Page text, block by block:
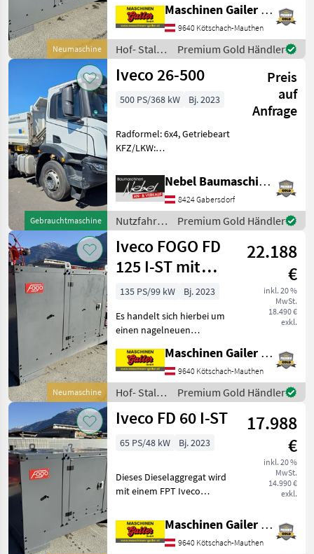
Neumaschine
mit Schallschutzhaube und
kpl. Steckdosenpaket.
Motor: - FPT - Modell: NEF45
- 4 Zylinder
Maschinen Gailer GmbH
9640 Kötschach-Mauthen
Hof- Stall-
und
Weidetechnik
Premium Gold Händler
Gebrauchtmaschine
Iveco 26-500
Preis
auf
Anfrage
500 PS/368 kW Bj. 2023
Radformel: 6x4, Getriebeart
KFZ/LKW:
Treibstoff: Diesel,
Klimaanlage,
Hyraulikanlage
(Kipphydraulik) Mietkauf
Finanzierung möglich.
Nutzfahrzeuge Last
Nebel Baumaschinen
8424 Gabersdorf
Nutzfahrzeuge
/ Iveco
Premium Gold Händler
Neumaschine
Iveco FOGO FD
125 I-ST mit
Steckdosenpaket
22.188
€
inkl. 20 %
MwSt.
18.490 €
exkl.
135 PS/99 kW
Bj. 2023
Es handelt sich hierbei um
einen nagelneuen
Motor und
Schallschutzhaube. Motor: -
FPT - Modell: NEF45 TM3
S500 - 4 Zylinder - Diesel
Maschinen Gailer GmbH
9640 Kötschach-Mauthen
Hof- Stall-
und
Weidetechnik
Premium Gold Händler
Iveco FD 60 I-ST
17.988
€
inkl. 20 %
MwSt.
14.990 €
exkl.
65 PS/48 kW Bj. 2023
Dieses Dieselaggregat wird
mit einem FPT Iveco
und ist mit einem
Steckdosenpaket
ausgestattet. Die Daten
Maschinen Gailer GmbH
9640 Kötschach-Mauthen